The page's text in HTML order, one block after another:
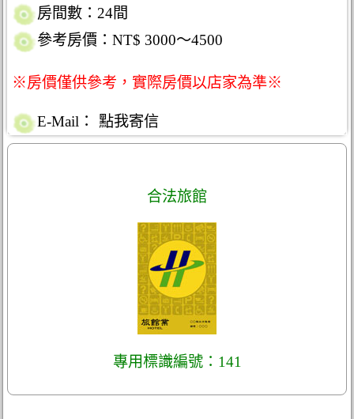
房間數：24間
參考房價：NT$ 3000～4500
※房價僅供參考，實際房價以店家為準※
E-Mail： 點我寄信
合法旅館
專用標識編號：141